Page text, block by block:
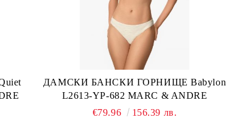
ДАМСКИ БАНСКИ ГОРНИЩЕ Babylon
L2613-YP-682 MARC & ANDRE
€79.96 156.39 лв.